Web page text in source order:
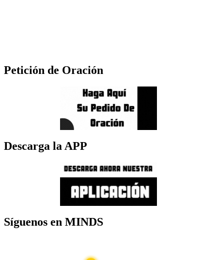
Petición de Oración
Descarga la APP
Síguenos en MINDS